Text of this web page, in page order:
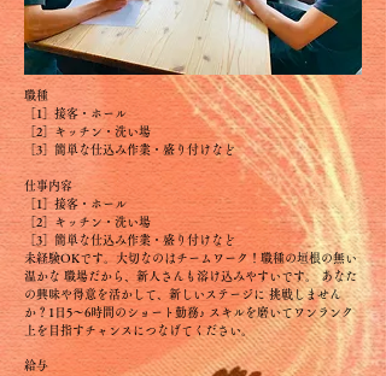
職種
［1］接客・ホール
［2］キッチン・洗い場
［3］簡単な仕込み作業・盛り付けなど
仕事内容
［1］接客・ホール
［2］キッチン・洗い場
［3］簡単な仕込み作業・盛り付けなど
未経験OKです。大切なのはチームワーク！職種の垣根の無い
温かな 職場だから、新人さんも溶け込みやすいです。 あなた
の興味や得意を活かして、新しいステージに 挑戦しません
か？1日5～6時間のショート勤務♪ スキルを磨いてワンランク
上を目指すチャンスにつなげてください。
給与